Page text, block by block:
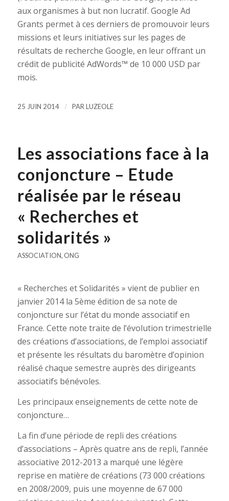
aux organismes à but non lucratif. Google Ad
Grants permet à ces derniers de promouvoir leurs
missions et leurs initiatives sur les pages de
résultats de recherche Google, en leur offrant un
crédit de publicité AdWords™ de 10 000 USD par
mois.
25 JUIN 2014 / PAR LUZEOLE
Les associations face à la
conjoncture – Etude
réalisée par le réseau
« Recherches et
solidarités »
ASSOCIATION, ONG
« Recherches et Solidarités » vient de publier en
janvier 2014 la 5ème édition de sa note de
conjoncture sur l’état du monde associatif en
France. Cette note traite de l’évolution trimestrielle
des créations d’associations, de l’emploi associatif
et présente les résultats du baromètre d’opinion
réalisé chaque semestre auprès des dirigeants
associatifs bénévoles.
Les principaux enseignements de cette note de
conjoncture…
La fin d’une période de repli des créations
d’associations – Après quatre ans de repli, l’année
associative 2012-2013 a marqué une légère
reprise en matière de créations (73 000 créations
en 2008/2009, puis une moyenne de 67 000